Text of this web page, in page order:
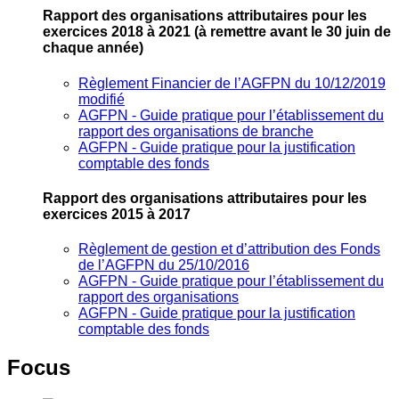
Rapport des organisations attributaires pour les
exercices 2018 à 2021 (à remettre avant le 30 juin de
chaque année)
Règlement Financier de l’AGFPN du 10/12/2019
modifié
AGFPN ‐ Guide pratique pour l’établissement du
rapport des organisations de branche
AGFPN ‐ Guide pratique pour la justification
comptable des fonds
Rapport des organisations attributaires pour les
exercices 2015 à 2017
Règlement de gestion et d’attribution des Fonds
de l’AGFPN du 25/10/2016
AGFPN ‐ Guide pratique pour l’établissement du
rapport des organisations
AGFPN ‐ Guide pratique pour la justification
comptable des fonds
Focus